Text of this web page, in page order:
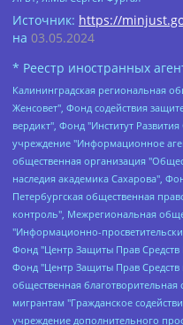
Источник: https://
на 03.05.2024
* Реестр иностранных
Калининградская региональная общественная организация "Экозащита!-Женсовет", Фонд содействия защите прав и свобод граждан "Общественный вердикт", Фонд "Институт Развития Свободы Информации", Частное учреждение "Информационное агентство МЕМО. РУ", Региональная общественная организация "Общественная комиссия по сохранению наследия академика Сахарова", Фонд поддержки свободы прессы, Санкт-Петербургская общественная правозащитная организация "Гражданский контроль", Межрегиональная общественная организация "Информационно-просветительский центр "Мемориал", Региональный Фонд "Центр Защиты Прав Средств Массовой Информации", с 05.12.2023 Фонд "Центр Защиты Прав Средств массовой информации", Региональная общественная благотворительная организация помощи беженцам и мигрантам "Гражданское содействие", Негосударственное образовательное учреждение дополнительного профессионального образования (повышение квалификации) специалистов "АКАДЕМИЯ ПО ПРАВАМ ЧЕЛОВЕКА", Свердловская региональная общественная организация "Сутяжник", Автономная некоммерческая организация "Центр независимых социологических исследований", Союз общественных объединений "Российский исследовательский центр по правам человека", Региональное общественное учреждение научно-информационный центр "МЕМОРИАЛ", Некоммерческая организация "Фонд защиты гласности", Автономная некоммерческая организация "Институт прав человека", Городская общественная организация "Екатеринбургское общество "МЕМОРИАЛ", Городская общественная организация "Рязанское историко-просветительское и правозащитное общество "Мемориал" (Рязанский Мемориал), Челябинский региональный орган общественной самодеятельности – женское общественное объединение "Женщины Евразии", Челябинский региональный орган общественной самодеятельности "Уральская правозащитная группа", Фонд содействия защите здоровья и социальной справедливости имени Андрея Рылькова, Автономная Некоммерческая Организация "Аналитический Центр Юрия Левады", Автономная некоммерческая организация социальной поддержки населения "Проект Апрель", Региональная общественная организация помощи женщинам и детям, находящимся в кризисной ситуации "Информационно-методический центр "Анна", Фонд содействия развитию массовых коммуникаций и правовому просвещению "Так-так-Так", Фонд содействия устойчивому развитию "Серебряная тайга", Свердловский региональный общественный фонд социальных проектов "Новое время", "Idel.Реалии", Кавказ.Реалии, Крым.Реалии, Телеканал Настоящее Время, Татаро-башкирская служба Радио Свобода (Azatliq Radiosi), Радио Свободная Европа/Радио Свобода (PCE/PC), "Сибирь.Реалии", "Фактограф", Благотворительный фонд помощи осужденным и их семьям, Автономная некоммерческая организация "Институт глобализации и социальных движений", Фонд "В защиту прав заключенных", Частное учреждение "Центр поддержки и содействия развитию средств массовой информации", Пензенский региональный общественный благотворительный фонд "Гражданский союз", "Север.Реалии", Некоммерческая организация Фонд "Правовая инициатива", Общество с ограниченной ответственностью "Радио Свободная Европа/Радио Свобода", Чешское информационное агентство "MEDIUM-ORIENT", Красноярская региональная общественная организация "Мы против СПИДа", Камалягин Денис Николаевич, Маркелов Сергей Евгеньевич, Пономарев Лев Александрович, Савицкая Людмила Алексеевна, Автономная некоммерческая организация "Центр по работе с проблемой насилия "НАСИЛИЮ.НЕТ", Межрегиональный профессиональный союз работников здравоохранения "Альянс врачей", Юридическое лицо, зарегистрированное в Латвийской Республике, SIA "Medusa Project" (регистрационный номер 40103797863, дата регистрации 10.06.2014), Некоммерческая организация "Фонд по борьбе с коррупцией", Автономная некоммерческая организация "Институт права и публичной политики", Баданин Роман Сергеевич, Гликин Максим Александрович, Железнова Мария Михайловна, Лукьянова Юлия Сергеевна, Маетная Елизавета Витальевна, Маняхин Петр Борисович, Чуракова Ольга Владимировна, Ярош Юлия Петровна, Юридическое лицо "The Insider SIA", зарегистрированное в Риге, Латвийская Республика (дата регистрации 26.06.2015), являющееся администратором доменного имени интернет-издания "The Insider SIA", https://theins.ru, Постернак Алексей Евгеньевич, Рубин Михаил Аркадьевич, Анин Роман Александрович, Юридическое лицо Istories fonds, зарегистрированное в Латвийской Республике (регистрационный номер 50008295751, дата регистрации 24.02.2020), Великовский Дмитрий Александрович, Долинина Ирина Николаевна, Мароховская Алеся Алексеевна, Шлейнов Роман Юрьевич, Шмагун Олеся Валентиновна, Общество с ограниченной ответственностью "Альтаир 2021",